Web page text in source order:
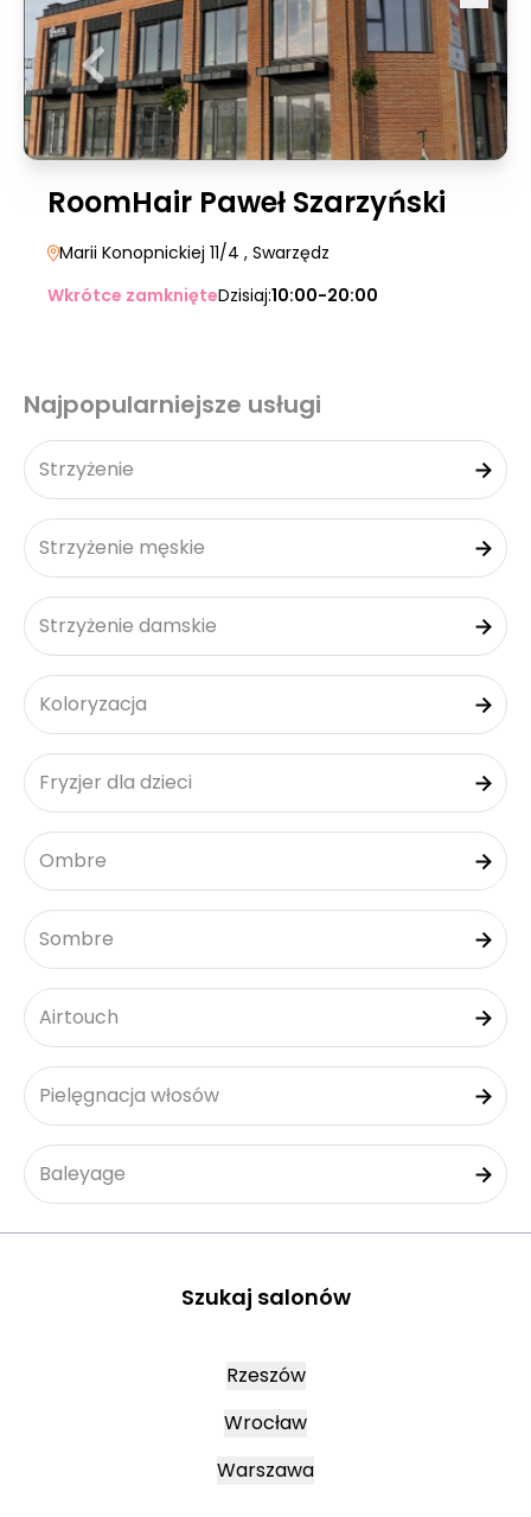
RoomHair Paweł Szarzyński
Marii Konopnickiej 11/4 , Swarzędz
Wkrótce zamknięteDzisiaj:10:00-20:00
Najpopularniejsze usługi
Strzyżenie
Strzyżenie męskie
Strzyżenie damskie
Koloryzacja
Fryzjer dla dzieci
Ombre
Sombre
Airtouch
Pielęgnacja włosów
Baleyage
Szukaj salonów
Rzeszów
Wrocław
Warszawa